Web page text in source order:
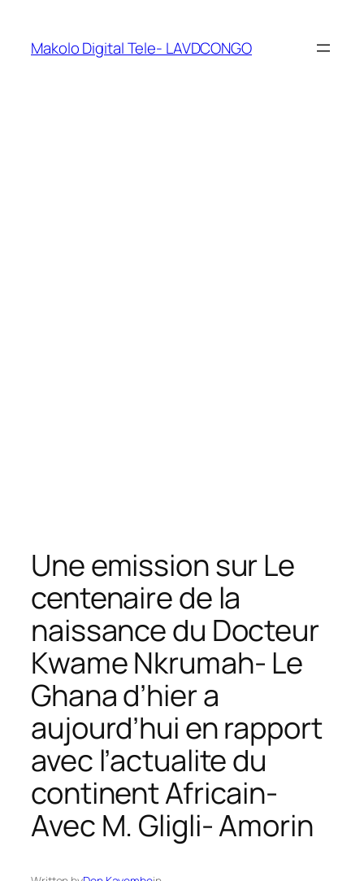
Makolo Digital Tele- LAVDCONGO
Une emission sur Le
centenaire de la
naissance du Docteur
Kwame Nkrumah- Le
Ghana d’hier a
aujourd’hui en rapport
avec l’actualite du
continent Africain-
Avec M. Gligli- Amorin